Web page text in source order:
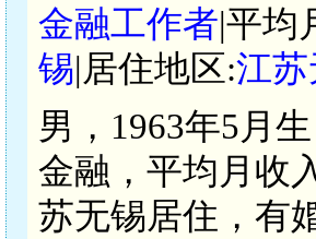
金融工作者|平均
锡|居住地区:江
男，1963年5月
金融，平均月收
苏无锡居住，有